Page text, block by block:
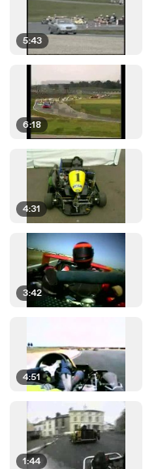
5:43
6:18
4:31
3:42
4:51
1:44